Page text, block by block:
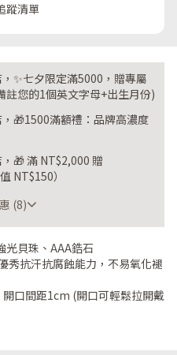
蹤清單
✨七夕限定滿5000，贈專屬
您的1個英文字母+出生月份)
🎁1500滿額禮：品牌高濃度
🎁 滿 NT$2,000 贈
NT$150）
(8)
光貝珠、AAA鋯石
秀抗汗抗腐蝕能力，不易氧化褪
口間距1cm (開口可輕鬆拉開戴